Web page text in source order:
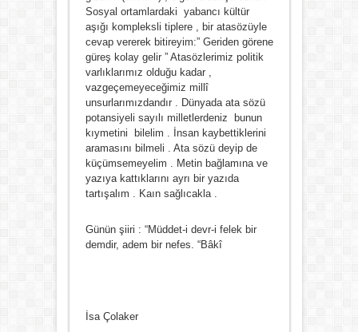
Sosyal ortamlardaki yabancı kültür
aşığı kompleksli tiplere , bir atasözüyle
cevap vererek bitireyim:” Geriden görene
güreş kolay gelir ” Atasözlerimiz politik
varlıklarımız olduğu kadar ,
vazgeçemeyeceğimiz millî
unsurlarımızdandır . Dünyada ata sözü
potansiyeli sayılı milletlerdeniz bunun
kıymetini bilelim . İnsan kaybettiklerini
aramasını bilmeli . Ata sözü deyip de
küçümsemeyelim . Metin bağlamına ve
yazıya kattıklarını ayrı bir yazıda
tartışalım . Kaın sağlıcakla .
Günün şiiri : “Müddet-i devr-i felek bir
demdir, adem bir nefes. “Bâkî
İsa Çolaker